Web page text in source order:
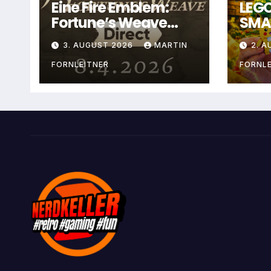
Eine Fire Emblem:
Fortune’s Weave
Direct erscheint am
4. August
3. AUGUST 2026 MARTIN
FORNLEITNER
2.